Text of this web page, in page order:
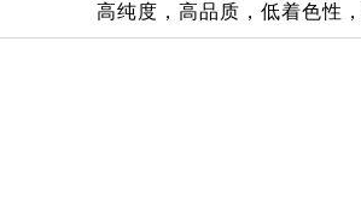
高纯度，高品质，低着色性